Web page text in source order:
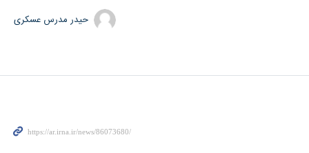
حیدر مدرس عسکری